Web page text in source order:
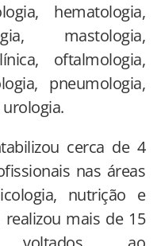
hematologia,
mastologia,
oftalmologia,
pneumologia,
cerca de 4
nas áreas
nutrição e
realizou mais de 15